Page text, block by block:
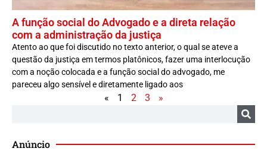
A função social do Advogado e a direta relação
com a administração da justiça
Atento ao que foi discutido no texto anterior, o qual se ateve a
questão da justiça em termos platônicos, fazer uma interlocução
com a noção colocada e a função social do advogado, me
pareceu algo sensível e diretamente ligado aos
« 1 2 3 »
Anúncio